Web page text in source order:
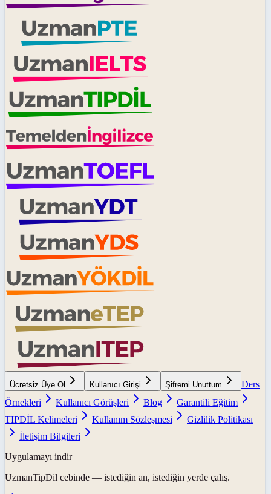
Ücretsiz Üye Ol Kullanıcı Girişi Şifremi Unuttum
Ders
Örnekleri
Kullanıcı Görüşleri Blog
Garantili Eğitim
TIPDİL Kelimeleri
Kullanım Sözleşmesi
Gizlilik Politikası
İletişim Bilgileri
Uygulamayı indir
UzmanTipDil cebinde — istediğin an, istediğin yerde çalış.